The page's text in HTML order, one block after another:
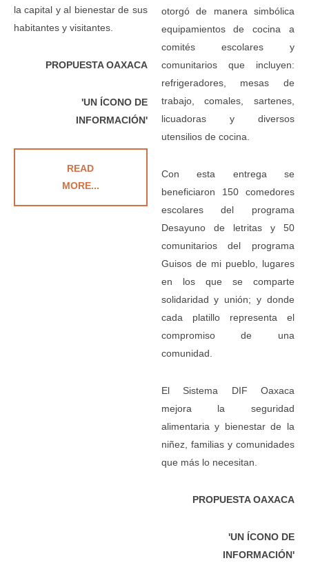
la capital y al bienestar de sus
habitantes y visitantes.
PROPUESTA OAXACA
'UN ÍCONO DE
INFORMACIÓN'
READ
MORE...
otorgó de manera simbólica
equipamientos de cocina a
comités escolares y
comunitarios que incluyen:
refrigeradores, mesas de
trabajo, comales, sartenes,
licuadoras y diversos
utensilios de cocina.
Con esta entrega se
beneficiaron 150 comedores
escolares del programa
Desayuno de letritas y 50
comunitarios del programa
Guisos de mi pueblo, lugares
en los que se comparte
solidaridad y unión; y donde
cada platillo representa el
compromiso de una
comunidad.
El Sistema DIF Oaxaca
mejora la seguridad
alimentaria y bienestar de la
niñez, familias y comunidades
que más lo necesitan.
PROPUESTA OAXACA
'UN ÍCONO DE
INFORMACIÓN'